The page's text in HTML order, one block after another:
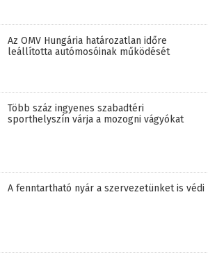
Az OMV Hungária határozatlan időre
leállította autómosóinak működését
Több száz ingyenes szabadtéri
sporthelyszín várja a mozogni vágyókat
A fenntartható nyár a szervezetünket is védi